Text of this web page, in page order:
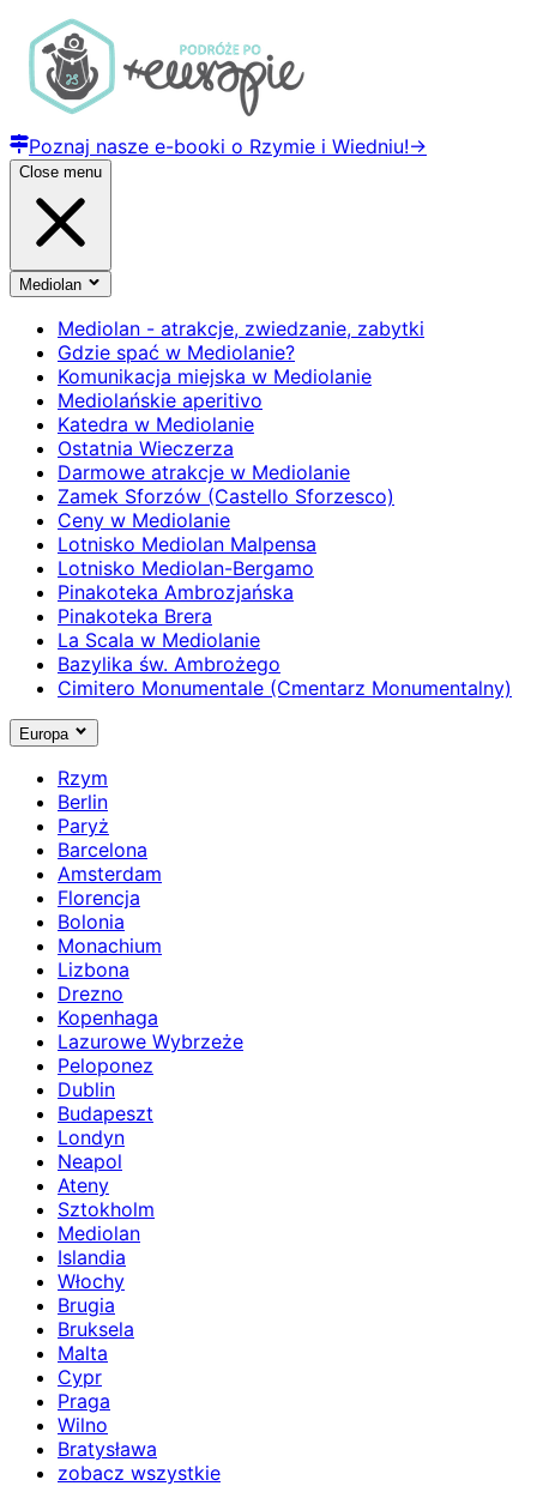
Poznaj nasze e-booki o Rzymie i Wiedniu!→
Close menu
Mediolan
Mediolan - atrakcje, zwiedzanie, zabytki
Gdzie spać w Mediolanie?
Komunikacja miejska w Mediolanie
Mediolańskie aperitivo
Katedra w Mediolanie
Ostatnia Wieczerza
Darmowe atrakcje w Mediolanie
Zamek Sforzów (Castello Sforzesco)
Ceny w Mediolanie
Lotnisko Mediolan Malpensa
Lotnisko Mediolan-Bergamo
Pinakoteka Ambrozjańska
Pinakoteka Brera
La Scala w Mediolanie
Bazylika św. Ambrożego
Cimitero Monumentale (Cmentarz Monumentalny)
Europa
Rzym
Berlin
Paryż
Barcelona
Amsterdam
Florencja
Bolonia
Monachium
Lizbona
Drezno
Kopenhaga
Lazurowe Wybrzeże
Peloponez
Dublin
Budapeszt
Londyn
Neapol
Ateny
Sztokholm
Mediolan
Islandia
Włochy
Brugia
Bruksela
Malta
Cypr
Praga
Wilno
Bratysława
zobacz wszystkie